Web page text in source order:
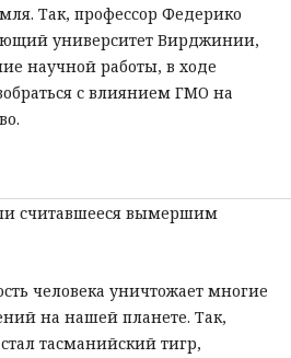
Так, профессор Федерико
университет Вирджинии,
научной работы, в ходе
с влиянием ГМО на
считавшееся вымершим
человека уничтожает многие
на нашей планете. Так,
тасманийский тигр,